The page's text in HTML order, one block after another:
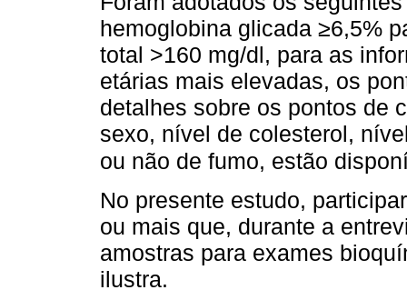
hemoglobina glicada ≥6,5%
total >160 mg/dl, para as
etárias mais elevadas, os
detalhes sobre os pontos de
sexo, nível de colesterol,
ou não de fumo, estão
No presente estudo,
ou mais que, durante a
amostras para exames
ilustra.